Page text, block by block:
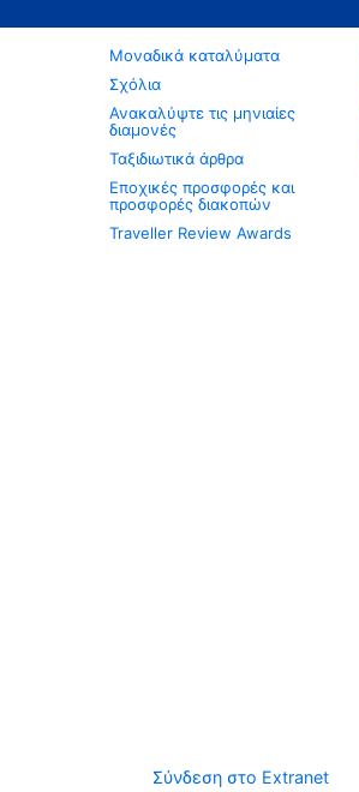
Μοναδικά καταλύματα
Σχόλια
Ανακαλύψτε τις μηνιαίες
διαμονές
Ταξιδιωτικά άρθρα
Εποχικές προσφορές και
προσφορές διακοπών
Traveller Review Awards
Σύνδεση στο Extranet